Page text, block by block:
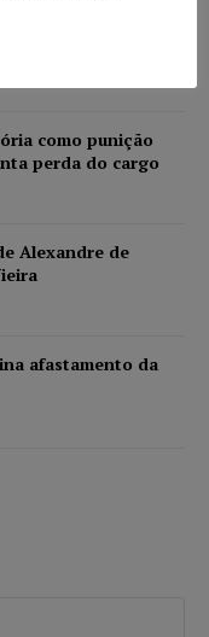
emagrecedoras
como punição
perda do cargo
Alexandre de
afastamento da